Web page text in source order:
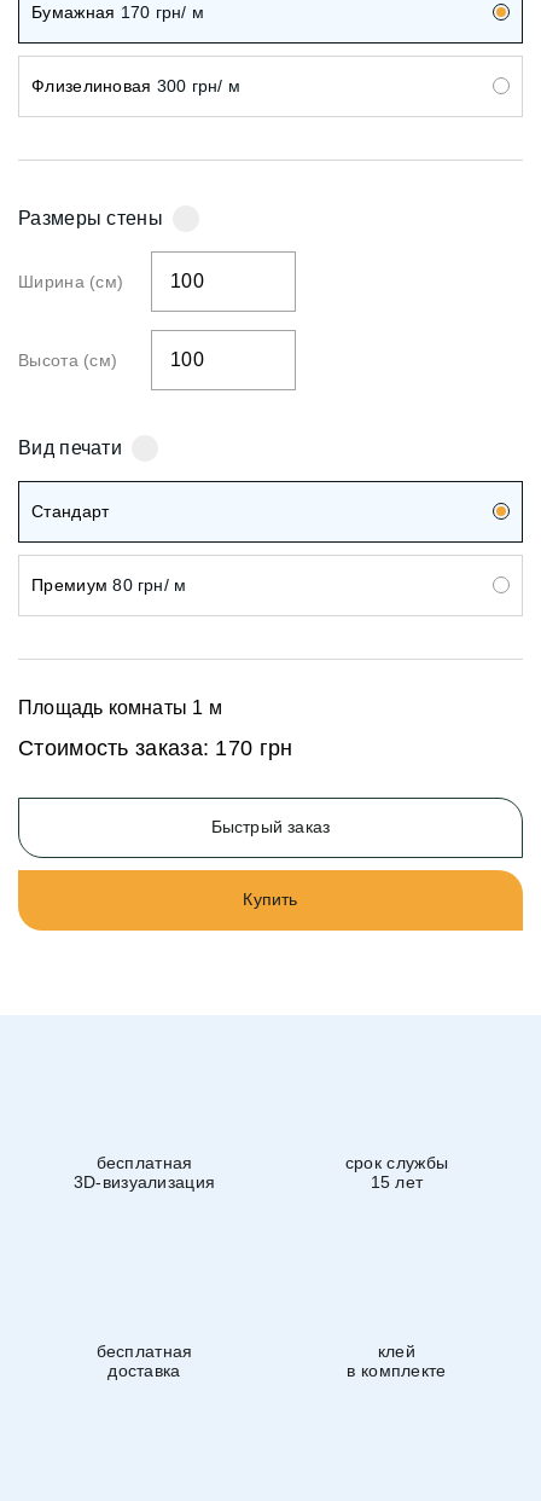
Бумажная 170 грн/ м
Флизелиновая 300 грн/ м
Размеры стены
Ширина (см)
Высота (см)
Вид печати
Стандарт
Премиум 80 грн/ м
Площадь комнаты 1 м
Стоимость заказа: 170 грн
Быстрый заказ
Купить
бесплатная
3D-визуализация
срок службы
15 лет
бесплатная
доставка
клей
в комплекте